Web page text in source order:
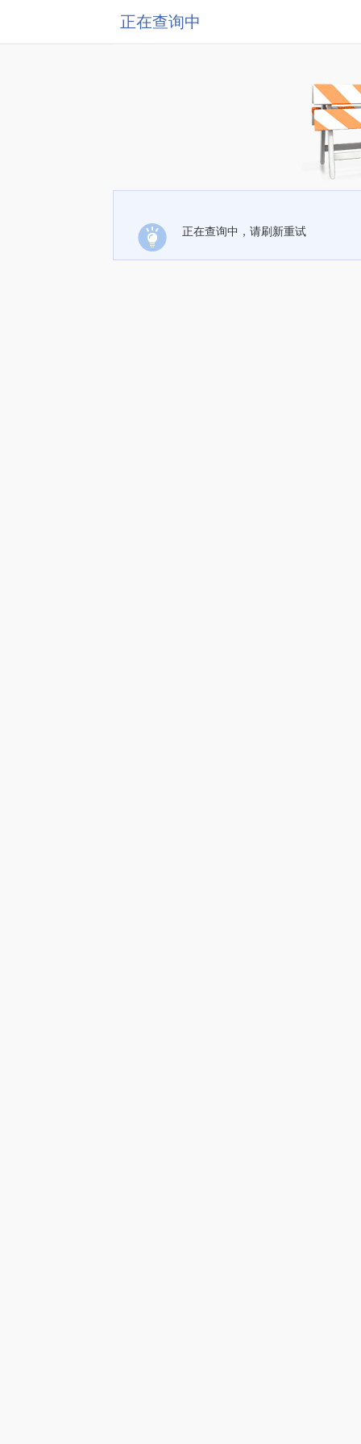
正在查询中
正在查询中，请刷新重试